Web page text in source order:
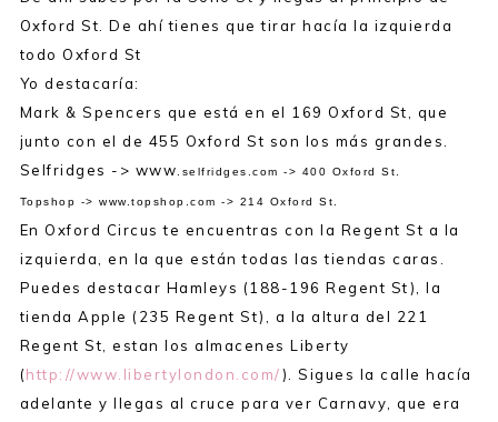
Oxford St. De ahí tienes que tirar hacía la izquierda
todo Oxford St
Yo destacaría:
Mark & Spencers que está en el 169 Oxford St, que
junto con el de 455 Oxford St son los más grandes.
Selfridges -> www. selfridges.com -> 400 Oxford St.
Topshop -> www.topshop.com -> 214 Oxford St.
En Oxford Circus te encuentras con la Regent St a la
izquierda, en la que están todas las tiendas caras.
Puedes destacar Hamleys (188-196 Regent St), la
tienda Apple (235 Regent St), a la altura del 221
Regent St, estan los almacenes Liberty
(http://www.libertylondon.com/). Sigues la calle hacía
adelante y llegas al cruce para ver Carnavy, que era